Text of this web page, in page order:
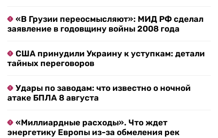
«В Грузии переосмысляют»: МИД РФ сделал
заявление в годовщину войны 2008 года
США принудили Украину к уступкам: детали
тайных переговоров
Удары по заводам: что известно о ночной
атаке БПЛА 8 августа
«Миллиардные расходы». Что ждет
энергетику Европы из-за обмеления рек